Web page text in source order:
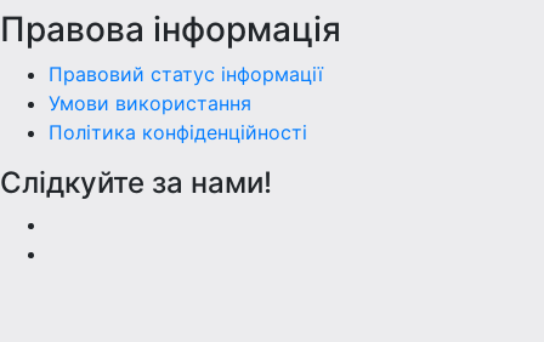
Правова інформація
Правовий статус інформації
Умови використання
Політика конфіденційності
Слідкуйте за нами!